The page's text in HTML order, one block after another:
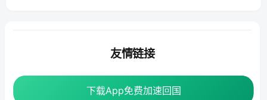
下载App免费加速回国
下载App免费加速回国
友情链接